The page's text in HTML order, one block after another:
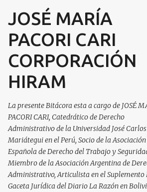
Ir al contenido
JOSÉ MARÍA
PACORI CARI
CORPORACIÓN
HIRAM
La presente Bitácora esta a cargo de JOSÉ
PACORI CARI, Catedrático de Derecho
Administrativo de la Universidad José Carlos
Mariátegui en el Perú, Socio de la Asociación
Española de Derecho del Trabajo y
Miembro de la Asociación Argentina de
Administrativo, Articulista en el Suplemento
Gaceta Jurídica del Diario La Razón en